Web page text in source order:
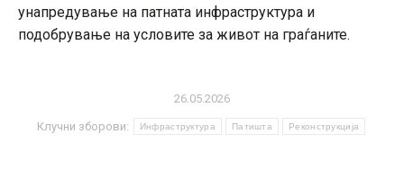
унапредување на патната инфраструктура и
подобрување на условите за живот на граѓаните.
26.05.2026
Клучни зборови: Инфраструктура Патишта Реконструкција